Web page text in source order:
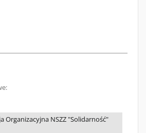
Organizacyjna NSZZ "Solidarność"